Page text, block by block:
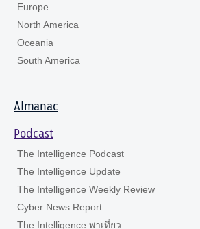
Europe
North America
Oceania
South America
Almanac
Podcast
The Intelligence Podcast
The Intelligence Update
The Intelligence Weekly Review
Cyber News Report
The Intelligence พาเที่ยว